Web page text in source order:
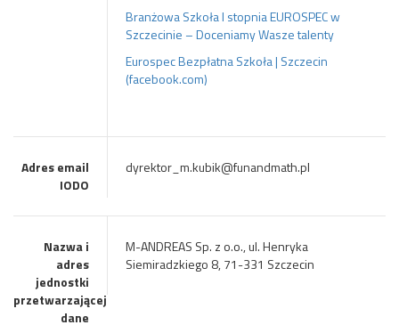
Branżowa Szkoła l stopnia EUROSPEC w
Szczecinie – Doceniamy Wasze talenty
Eurospec Bezpłatna Szkoła | Szczecin
(facebook.com)
Adres email
IODO
dyrektor_m.kubik@funandmath.pl
Nazwa i
adres
jednostki
przetwarzającej
dane
M-ANDREAS Sp. z o.o., ul. Henryka
Siemiradzkiego 8, 71-331 Szczecin